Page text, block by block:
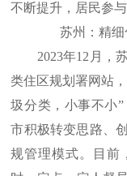
不断提升，居民参
苏州：精
2023年12月，苏
类住区规划署网站
圾分类，小事不小
市积极转变思路、
规管理模式。目前